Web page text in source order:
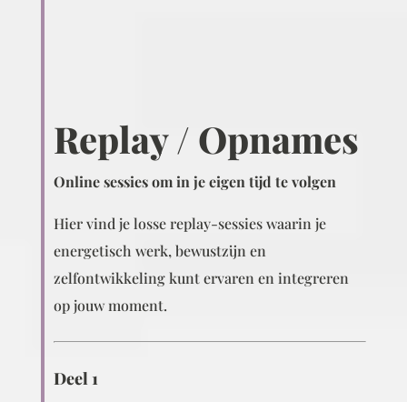
Replay / Opnames
Online sessies om in je eigen tijd te volgen
Hier vind je losse replay-sessies waarin je
energetisch werk, bewustzijn en
zelfontwikkeling kunt ervaren en integreren
op jouw moment.
Deel 1